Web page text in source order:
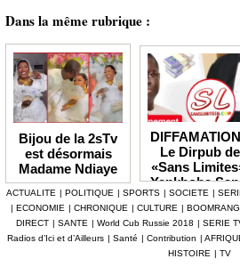
Dans la même rubrique :
Bijou de la 2sTv
est désormais
Madame Ndiaye
Le Dirpub de
«Sans
Yankhoba
condamné à
mois de
avec sursis et
payer 100
millions à
ACTUALITE | POLITIQUE | SPORTS | SOCIETE |
| ECONOMIE | CHRONIQUE | CULTURE | BOOMRANG
DIRECT | SANTE | World Cub Russie 2018 | SERIE
Radios d’Ici et d’Ailleurs | Santé | Contribution |
HISTOIRE | TV